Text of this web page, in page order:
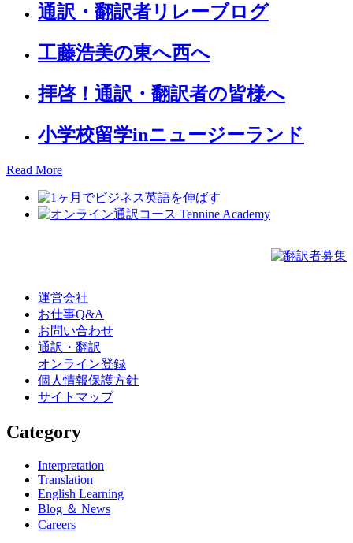
通訳・翻訳者リレーブログ
工藤浩美の東へ西へ
拝啓！通訳・翻訳者の皆様へ
小学校留学inニュージーランド
Read More
運営会社
お仕事Q&A
お問い合わせ
通訳・翻訳
オンライン登録
個人情報保護方針
サイトマップ
Category
Interpretation
Translation
English Learning
Blog ＆ News
Careers